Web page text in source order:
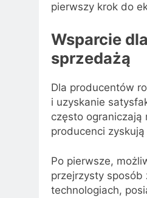
pierwszy krok do
Wsparcie
sprzedażą
Dla producentów
i uzyskanie
często ograniczają
producenci
Po pierwsze,
przejrzysty
technologiach,